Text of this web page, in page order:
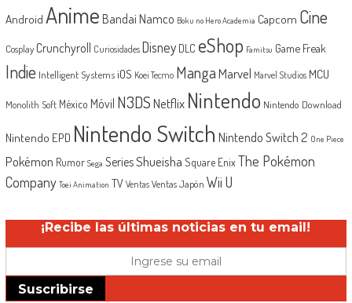
Android Anime Bandai Namco Boku no Hero Academia Capcom Cine
Cosplay Crunchyroll Curiosidades Disney DLC eShop Famitsu Game Freak
Indie Intelligent Systems iOS Koei Tecmo MangaMarvel Marvel Studios MCU
Monolith Soft México Móvil N3DSNetflix Nintendo Nintendo Download
Nintendo EPD Nintendo Switch Nintendo Switch 2 One Piece
Pokémon Rumor Sega SeriesShueisha Square EnixThe Pokémon
Company Toei Animation TV Ventas Ventas Japón Wii U
¡Recibe las últimas noticias en tu email!
Suscribirse